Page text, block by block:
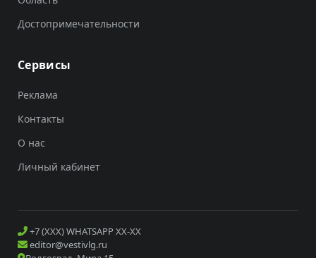
Достопримечательности
Сервисы
Реклама
Контакты
О нас
Личный кабинет
+7 (XXX) WHATSAPP XX-XX
editor@vestivlg.ru